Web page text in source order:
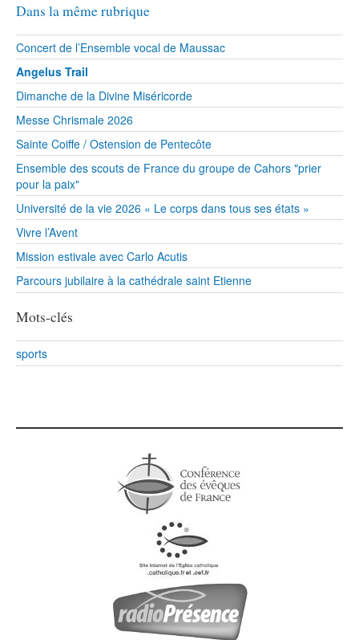
Dans la même rubrique
Concert de l’Ensemble vocal de Maussac
Angelus Trail
Dimanche de la Divine Miséricorde
Messe Chrismale 2026
Sainte Coiffe / Ostension de Pentecôte
Ensemble des scouts de France du groupe de Cahors "prier
pour la paix"
Université de la vie 2026 « Le corps dans tous ses états »
Vivre l’Avent
Mission estivale avec Carlo Acutis
Parcours jubilaire à la cathédrale saint Etienne
Mots-clés
sports